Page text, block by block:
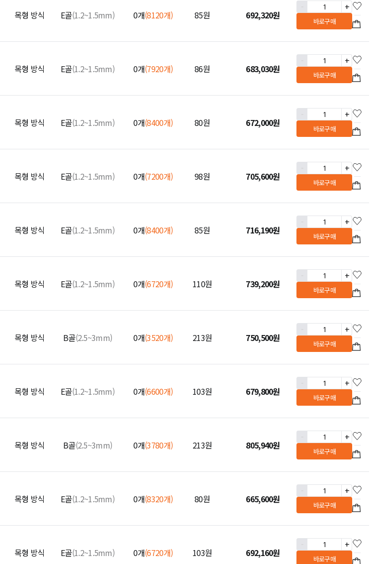
목형 방식 E골(1.2~1.5mm) 0개(8120개) 85원 692,320원
+
바로구매
목형 방식 E골(1.2~1.5mm) 0개(7920개) 86원 683,030원
+
바로구매
목형 방식 E골(1.2~1.5mm) 0개(8400개) 80원 672,000원
+
바로구매
목형 방식 E골(1.2~1.5mm) 0개(7200개) 98원 705,600원
+
바로구매
목형 방식 E골(1.2~1.5mm) 0개(8400개) 85원 716,190원
+
바로구매
목형 방식 E골(1.2~1.5mm) 0개(6720개) 110원 739,200원
+
바로구매
목형 방식 B골(2.5~3mm) 0개(3520개) 213원 750,500원
+
바로구매
목형 방식 E골(1.2~1.5mm) 0개(6600개) 103원 679,800원
+
바로구매
목형 방식 B골(2.5~3mm) 0개(3780개) 213원 805,940원
+
바로구매
목형 방식 E골(1.2~1.5mm) 0개(8320개) 80원 665,600원
+
바로구매
목형 방식 E골(1.2~1.5mm) 0개(6720개) 103원 692,160원
+
바로구매